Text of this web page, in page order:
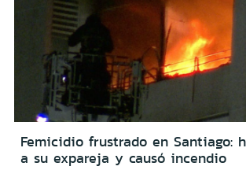
Femicidio frustrado en Santiago:
a su expareja y causó incendio